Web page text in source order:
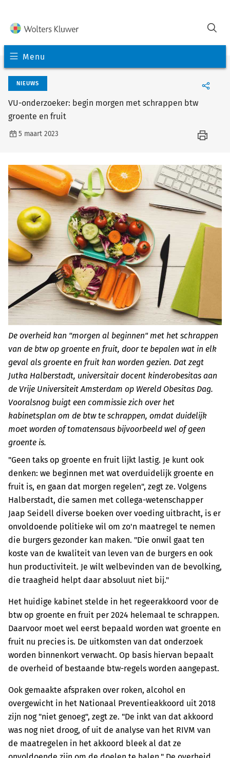
Menu
NIEUWS
VU-onderzoeker: begin morgen met schrappen btw
groente en fruit
5 maart 2023
De overheid kan "morgen al beginnen" met het schrappen
van de btw op groente en fruit, door te bepalen wat in elk
geval als groente en fruit kan worden gezien. Dat zegt
Jutka Halberstadt, universitair docent kinderobesitas aan
de Vrije Universiteit Amsterdam op Wereld Obesitas Dag.
Vooralsnog buigt een commissie zich over het
kabinetsplan om de btw te schrappen, omdat duidelijk
moet worden of tomatensaus bijvoorbeeld wel of geen
groente is.
"Geen taks op groente en fruit lijkt lastig. Je kunt ook
denken: we beginnen met wat overduidelijk groente en
fruit is, en gaan dat morgen regelen", zegt ze. Volgens
Halberstadt, die samen met collega-wetenschapper
Jaap Seidell diverse boeken over voeding uitbracht, is er
onvoldoende politieke wil om zo'n maatregel te nemen
die burgers gezonder kan maken. "Die onwil gaat ten
koste van de kwaliteit van leven van de burgers en ook
hun productiviteit. Je wilt welbevinden van de bevolking,
die traagheid helpt daar absoluut niet bij."
Het huidige kabinet stelde in het regeerakkoord voor de
btw op groente en fruit per 2024 helemaal te schrappen.
Daarvoor moet wel eerst bepaald worden wat groente en
fruit nu precies is. De uitkomsten van dat onderzoek
worden binnenkort verwacht. Op basis hiervan bepaalt
de overheid of bestaande btw-regels worden aangepast.
Ook gemaakte afspraken over roken, alcohol en
overgewicht in het Nationaal Preventieakkoord uit 2018
zijn nog "niet genoeg", zegt ze. "De inkt van dat akkoord
was nog niet droog, of uit de analyse van het RIVM van
de maatregelen in het akkoord bleek al dat ze